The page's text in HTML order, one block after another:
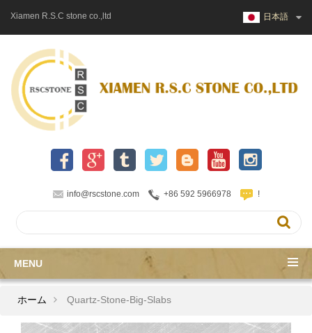
Xiamen R.S.C stone co.,ltd 日本語
info@rscstone.com +86 592 5966978 !
MENU
ホーム Quartz-Stone-Big-Slabs